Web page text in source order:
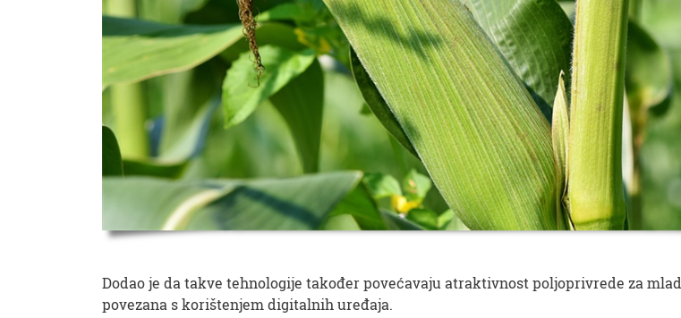
Dodao je da takve tehnologije također povećavaju atraktivnost poljoprivrede za
povezana s korištenjem digitalnih uređaja.